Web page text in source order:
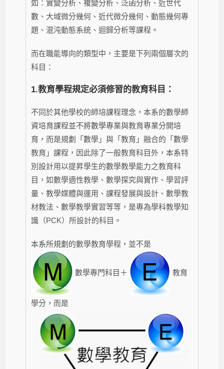
如：實變分析、複變分析、泛函分析、近世代
數、大域微分幾何、近代微分幾何、動態幾何專
題、混沌動態系統、迴歸分析等課程。
而在職能導向的類型中，主要是下列兩個層次的
科目：
1.教育學程規定必須修習的教育科目：
不同於其他學校的師培課程理念，本系的數學師
資培育課程並不將數學專業與教育專業分開培
育，而是規劃「數學」與「教育」融合的「數學
教育」課程，因此除了一般教育科目外，本系特
別設計用以提昇學生的數學教學能力之教育科
目，如數學適性教學、數學探究與實作、學習評
量、教學媒體與運用、課程發展與設計、數學教
材教法、數學教學實習等等，是專為學科教學知
識（PCK）所設計的科目。
本系所規劃的數學教育學程，並不是
數學專門科目＋ 教育
學分，而是